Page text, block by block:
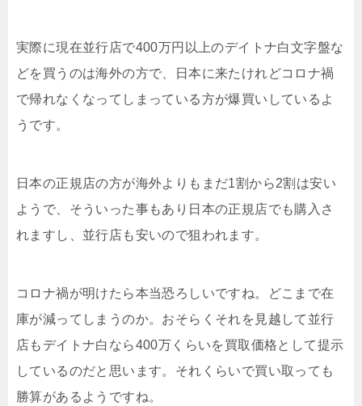
実際に現在並行店で400万円以上のデイトナ白文字盤な
どを買うのは海外の方で、日本に来たけれどコロナ禍
で帰れなくなってしまっている方が爆買いしているよ
うです。
日本の正規店の方が海外よりもまだ1割から2割は安い
ようで、そういった事もあり日本の正規店でも購入さ
れますし、並行店も安いので狙われます。
コロナ禍が明けたら本当恐ろしいですね。どこまで在
庫が減ってしまうのか。おそらくそれを見越して並行
店もデイトナ白なら400万くらいを買取価格として提示
しているのだと思います。それくらいで買い取っても
勝算があるようですね。